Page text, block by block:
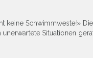
keine Schwimmweste!»
Situationen